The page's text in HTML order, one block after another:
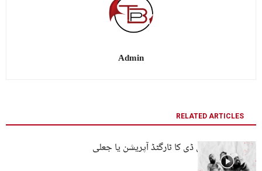
Admin
RELATED ARTICLES
پاکستانی سی ٹی ڈی کا ٹارگٹڈ آپریشن یا جعلی
مقابلے؟